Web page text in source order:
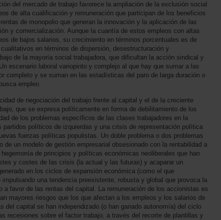
del mercado de trabajo favorece la ampliación de la exclusión social
de alta cualificación y remuneración que participan de los beneficios
de monopolio que generan la innovación y la aplicación de las
y comercialización. Aunque la cuantía de estos empleos con altas
de bajos salarios, su crecimiento en términos porcentuales es de
en términos de dispersión, desestructuración y
de la mayoría social trabajadora, que dificultan la acción sindical y
escenario laboral variopinto y complejo al que hay que sumar a las
completo y se suman en las estadísticas del paro de larga duración o
empleo.
de negociación del trabajo frente al capital y el de la creciente
que se expresa políticamente en forma de debilitamiento de los
de los problemas específicos de las clases trabajadores en la
políticos de izquierdas y una crisis de representación política
fuerzas políticas populistas. Un doble problema o dos problemas
de un modelo de gestión empresarial obsesionado con la rentabilidad a
de principios y políticas económicas neoliberales que han
y costes de las crisis (la actual y las futuras) y acaparar un
en los ciclos de expansión económica (como el que
una tendencia preexistente, robusta y global que provoca la
a favor de las rentas del capital. La remuneración de los accionistas es
mayores riesgos que los que afectan a los empleos y los salarios de
del capital se han independizado (o han ganado autonomía) del ciclo
recesiones sobre el factor trabajo, a través del recorte de plantillas y